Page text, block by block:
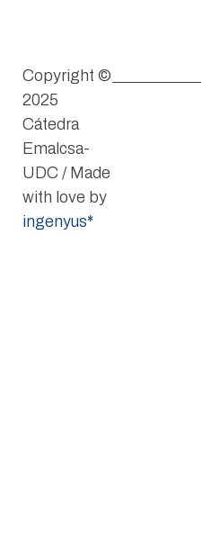
Copyright ©
2025
Cátedra
Emalcsa-
UDC / Made
with love by
ingenyus*